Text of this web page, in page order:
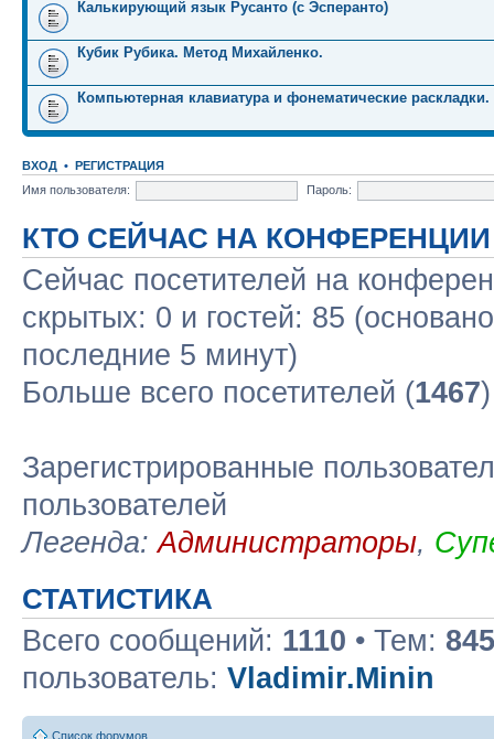
Калькирующий язык Русанто (с Эсперанто)
Кубик Рубика. Метод Михайленко.
Компьютерная клавиатура и фонематические раскладки.
ВХОД • РЕГИСТРАЦИЯ
Имя пользователя:
Пароль:
КТО СЕЙЧАС НА КОНФЕРЕНЦИИ
Сейчас посетителей на
скрытых: 0 и гостей: 85
последние 5 минут)
Больше всего посетителей (1467
Зарегистрированные
пользователей
Легенда:Администраторы,
СТАТИСТИКА
Всего сообщений: 1110 • Тем: 845
пользователь: Vladimir.Minin
Список форумов